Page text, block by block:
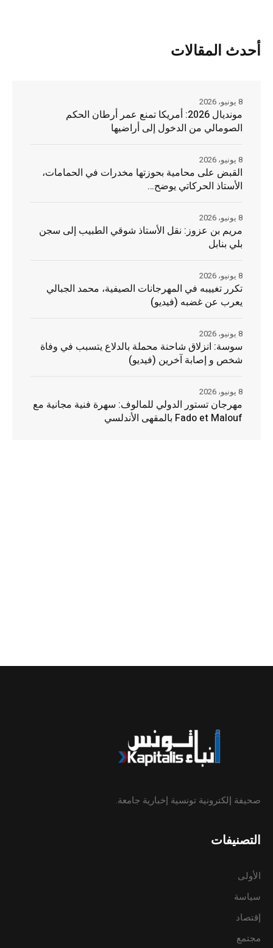
أحدث المقالات
مونديال 2026: أمريكا تمنع عمر أرطان الحكم
الصومالي من الدخول إلى أراضيها
8 يونيو، 2026
القبض على محامية بحوزتها مخدرات في الحمامات،
الأستاذ الحركاتي يوضح…
8 يونيو، 2026
مريم بن عزوز: نقل الأستاذ شوقي الطبيب إلى سجن
بلي بنابل
8 يونيو، 2026
تكرر تغييبه في المهرجانات الصيفية، محمد الجبالي
يعرب عن غضبه (فيديو)
8 يونيو، 2026
سوسة: انزلاق شاحنة محملة بالدلاع يتسبب في وفاة
شخص و إصابة آخرين (فيديو)
8 يونيو، 2026
مهرجان تستور الدولي للمالوف: سهرة فنية مجانية مع
Fado et Malouf بالمقهى الأندلسي
8 يونيو، 2026
صحيفة إلكترونية تونسية إخبارية جامعة.
التصنيفات
الأولى
سياسة
إقتصاد
مجتمع